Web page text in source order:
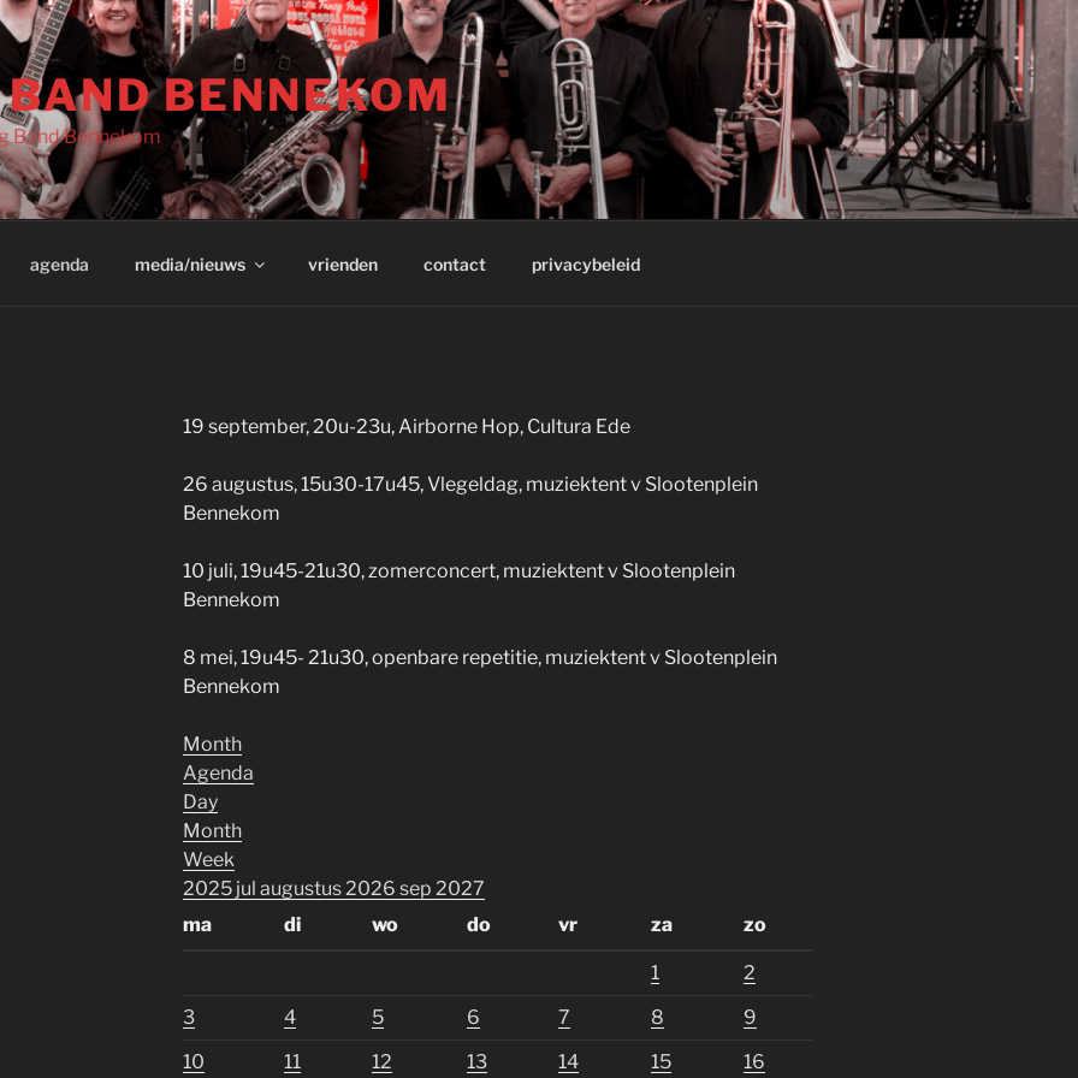
BENNEKOM
Band Bennekom
agenda media/nieuws vrienden contact privacybeleid
19 september, 20u-23u, Airborne Hop, Cultura Ede
26 augustus, 15u30-17u45, Vlegeldag, muziektent v Slootenplein
Bennekom
10 juli, 19u45-21u30, zomerconcert, muziektent v Slootenplein
Bennekom
8 mei, 19u45- 21u30, openbare repetitie, muziektent v Slootenplein
Bennekom
Month
Agenda
Day
Month
Week
2025 jul augustus 2026 sep 2027
ma
di wo do vr za zo
1
2
3
4 5 6 7 8
9
10
11 12 13 14 15
16